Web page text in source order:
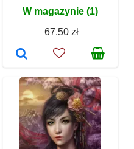
W magazynie (1)
67,50 zł